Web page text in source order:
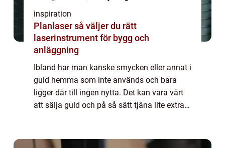
inspiration
Planlaser så väljer du rätt
laserinstrument för bygg och
anläggning
Ibland har man kanske smycken eller annat i
guld hemma som inte används och bara
ligger där till ingen nytta. Det kan vara värt
att sälja guld och på så sätt tjäna lite extra